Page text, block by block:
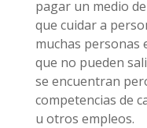
pagar un medio
que cuidar a
muchas personas
que no pueden
se encuentran
competencias de
u otros empleos.